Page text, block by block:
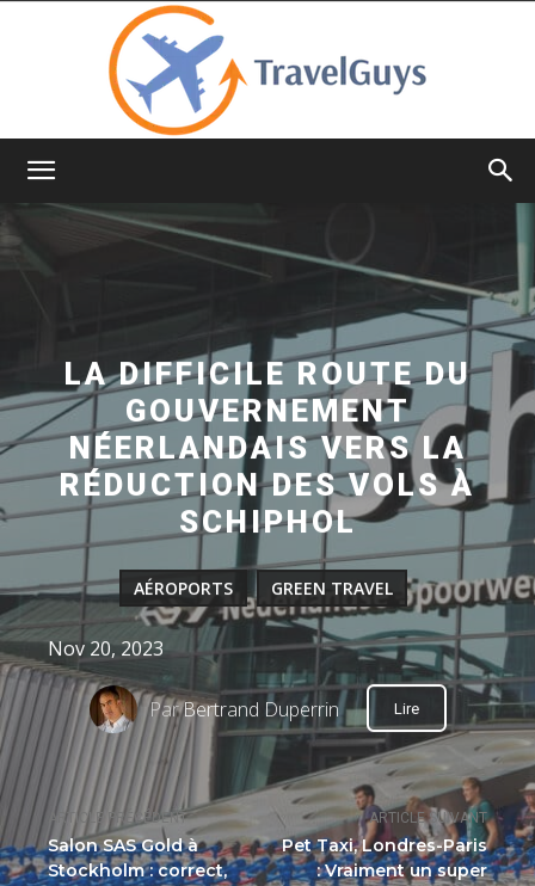
ARTICLE PRÉCÉDENT
Salon SAS Gold à
Stockholm : correct,
ARTICLE SUIVANT
Pet Taxi, Londres-Paris
: Vraiment un super
LA DIFFICILE ROUTE DU
GOUVERNEMENT
NÉERLANDAIS VERS LA
RÉDUCTION DES VOLS À
SCHIPHOL
AÉROPORTS GREEN TRAVEL
Nov 20, 2023
ParBertrand Duperrin Lire